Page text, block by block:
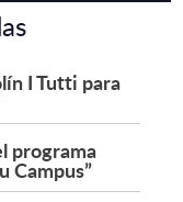
I Tutti para
programa
Campus”